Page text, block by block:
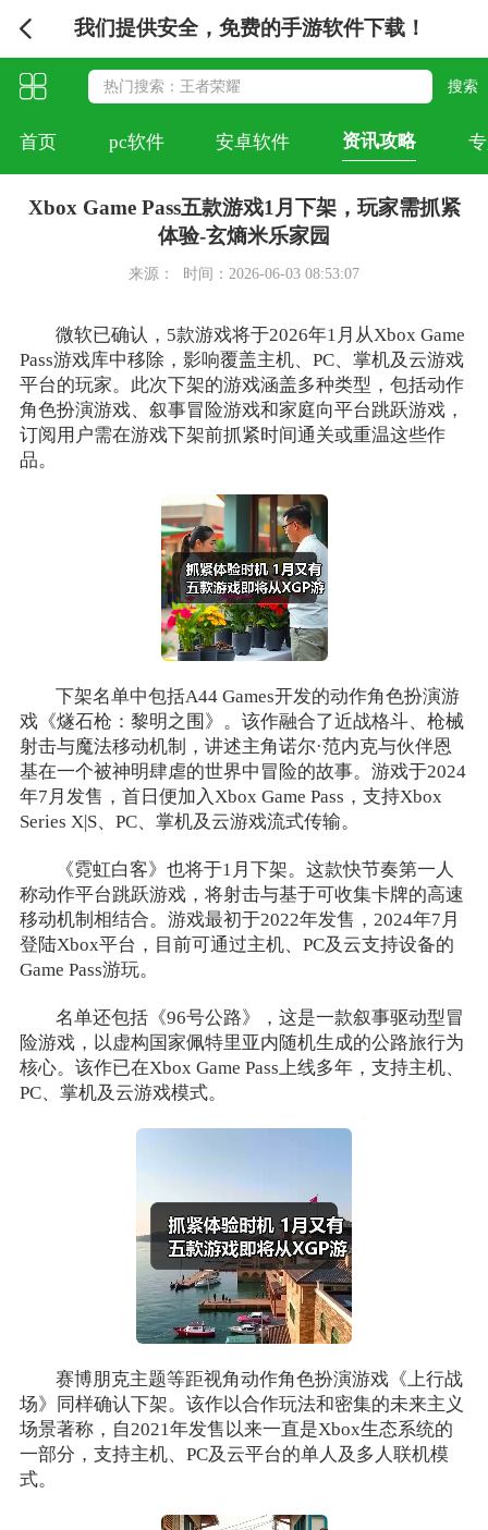
我们提供安全，免费的手游软件下载！
首页 pc软件 安卓软件 资讯攻略
Xbox Game Pass五款游戏1月下架，玩家需抓紧
体验-玄熵米乐家园
来源： 时间：2026-06-03 08:53:07
微软已确认，5款游戏将于2026年1月从Xbox Game
Pass游戏库中移除，影响覆盖主机、PC、掌机及云游戏
平台的玩家。此次下架的游戏涵盖多种类型，包括动作
角色扮演游戏、叙事冒险游戏和家庭向平台跳跃游戏，
订阅用户需在游戏下架前抓紧时间通关或重温这些作
品。
下架名单中包括A44 Games开发的动作角色扮演游
戏《燧石枪：黎明之围》。该作融合了近战格斗、枪械
射击与魔法移动机制，讲述主角诺尔·范内克与伙伴恩
基在一个被神明肆虐的世界中冒险的故事。游戏于2024
年7月发售，首日便加入Xbox Game Pass，支持Xbox
Series X|S、PC、掌机及云游戏流式传输。
《霓虹白客》也将于1月下架。这款快节奏第一人
称动作平台跳跃游戏，将射击与基于可收集卡牌的高速
移动机制相结合。游戏最初于2022年发售，2024年7月
登陆Xbox平台，目前可通过主机、PC及云支持设备的
Game Pass游玩。
名单还包括《96号公路》，这是一款叙事驱动型冒
险游戏，以虚构国家佩特里亚内随机生成的公路旅行为
核心。该作已在Xbox Game Pass上线多年，支持主机、
PC、掌机及云游戏模式。
赛博朋克主题等距视角动作角色扮演游戏《上行战
场》同样确认下架。该作以合作玩法和密集的未来主义
场景著称，自2021年发售以来一直是Xbox生态系统的
一部分，支持主机、PC及云平台的单人及多人联机模
式。